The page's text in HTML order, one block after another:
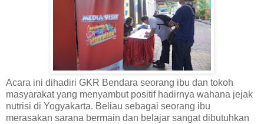
Acara ini dihadiri GKR Bendara seorang ibu dan tokoh
masyarakat yang menyambut positif hadirnya wahana jejak
nutrisi di Yogyakarta. Beliau sebagai seorang ibu
merasakan sarana bermain dan belajar sangat dibutuhkan